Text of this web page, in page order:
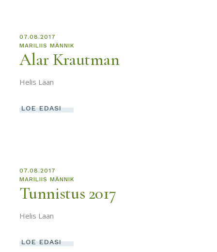
07.08.2017
MARILIIS MÄNNIK
Alar Krautman
Helis Laan
LOE EDASI
07.08.2017
MARILIIS MÄNNIK
Tunnistus 2017
Helis Laan
LOE EDASI